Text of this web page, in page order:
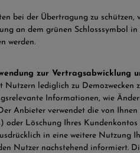
bei der Übertragung zu schützen,
an dem grünen Schlosssymbol
werden.
zur Vertragsabwicklung
lediglich zu Demozwecken
Informationen, wie
Anbieter verwendet die von
oder Löschung Ihres
in eine weitere Nutzung
Nutzer nachstehend informiert.